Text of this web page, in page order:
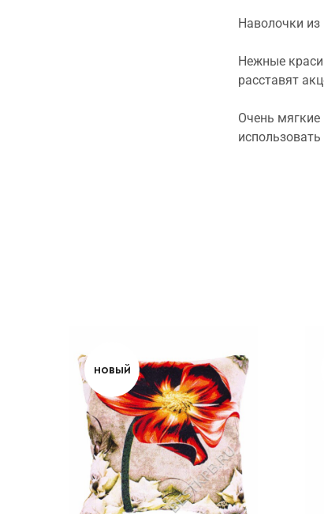
Наволочки из
Нежные
расставят
Очень
новый